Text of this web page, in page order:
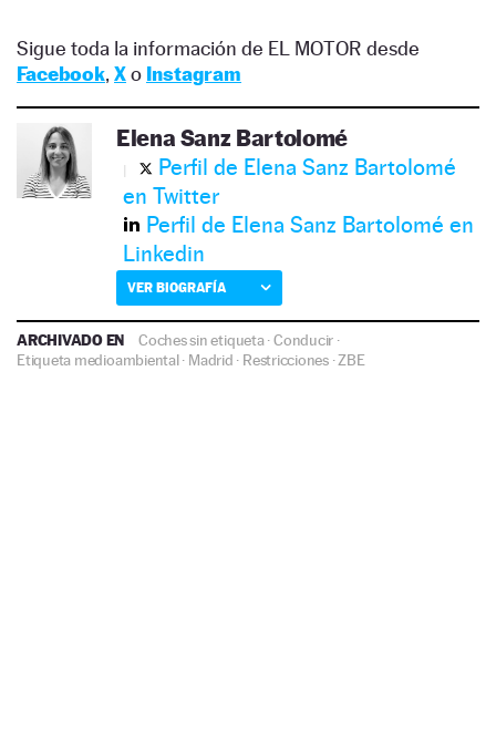
Sigue toda la información de EL MOTOR desde
Facebook, Xo Instagram
Elena Sanz Bartolomé
Perfil de Elena Sanz Bartolomé
en Twitter
Perfil de Elena Sanz Bartolomé en
Linkedin
VER BIOGRAFÍA
ARCHIVADO EN Coches sin etiqueta·Conducir ·
Etiqueta medioambiental· Madrid · Restricciones·ZBE